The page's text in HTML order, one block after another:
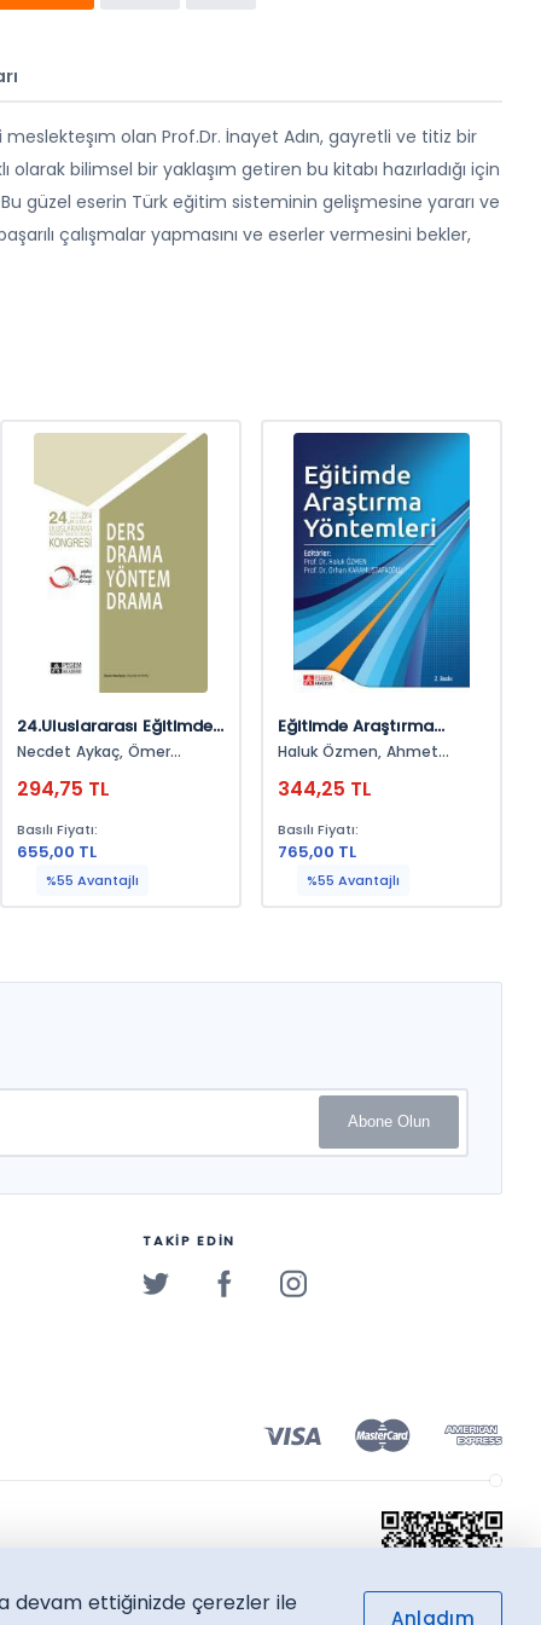
olan Prof.Dr. İnayet Adın, gayretli ve titiz bir
bilimsel bir yaklaşım getiren bu kitabı hazırladığı için
güzel eserin Türk eğitim sisteminin gelişmesine yararı ve
çalışmalar yapmasını ve eserler vermesini bekler,
24.Uluslararası Eğitimde
Yaratıcı Drama Kongresi
Necdet Aykaç, Ömer
294,75 TL
Basılı Fiyatı:
655,00 TL
%55 Avantajlı
Eğitimde Araştırma
Yöntemleri
Haluk Özmen, Ahmet
Yenmez
344,25 TL
Basılı Fiyatı:
765,00 TL
%55 Avantajlı
Abone Olun
TAKİP EDİN
devam ettiğinizde çerezler ile
Anladım